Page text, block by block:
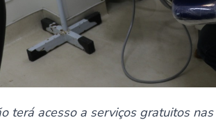
terá acesso a serviços gratuitos